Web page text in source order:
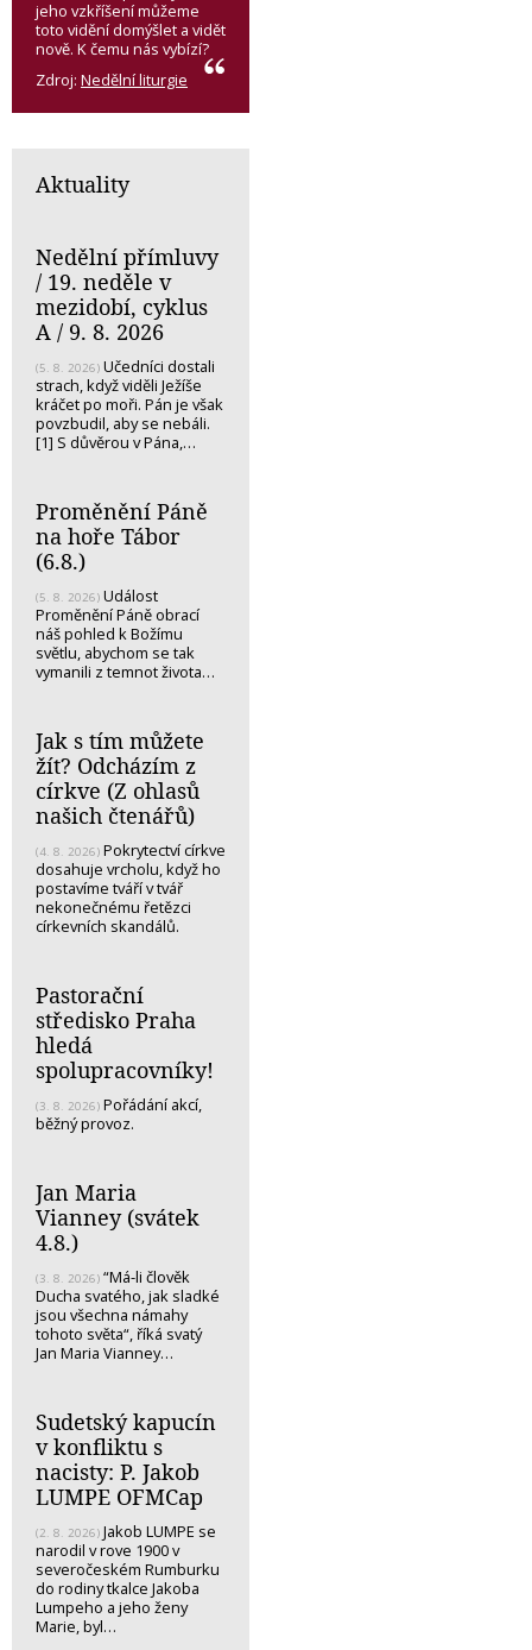
jeho vzkříšení můžeme
toto vidění domýšlet a vidět
nově. K čemu nás vybízí?
Zdroj: Nedělní liturgie
Aktuality
Nedělní přímluvy
/ 19. neděle v
mezidobí, cyklus
A / 9. 8. 2026
(5. 8. 2026) Učedníci dostali
strach, když viděli Ježíše
kráčet po moři. Pán je však
povzbudil, aby se nebáli.
[1] S důvěrou v Pána,…
Proměnění Páně
na hoře Tábor
(6.8.)
(5. 8. 2026) Událost
Proměnění Páně obrací
náš pohled k Božímu
světlu, abychom se tak
vymanili z temnot života…
Jak s tím můžete
žít? Odcházím z
církve (Z ohlasů
našich čtenářů)
(4. 8. 2026) Pokrytectví církve
dosahuje vrcholu, když ho
postavíme tváří v tvář
nekonečnému řetězci
církevních skandálů.
Pastorační
středisko Praha
hledá
spolupracovníky!
(3. 8. 2026) Pořádání akcí,
běžný provoz.
Jan Maria
Vianney (svátek
4.8.)
(3. 8. 2026) “Má-li člověk
Ducha svatého, jak sladké
jsou všechna námahy
tohoto světa“, říká svatý
Jan Maria Vianney…
Sudetský kapucín
v konfliktu s
nacisty: P. Jakob
LUMPE OFMCap
(2. 8. 2026) Jakob LUMPE se
narodil v rove 1900 v
severočeském Rumburku
do rodiny tkalce Jakoba
Lumpeho a jeho ženy
Marie, byl…